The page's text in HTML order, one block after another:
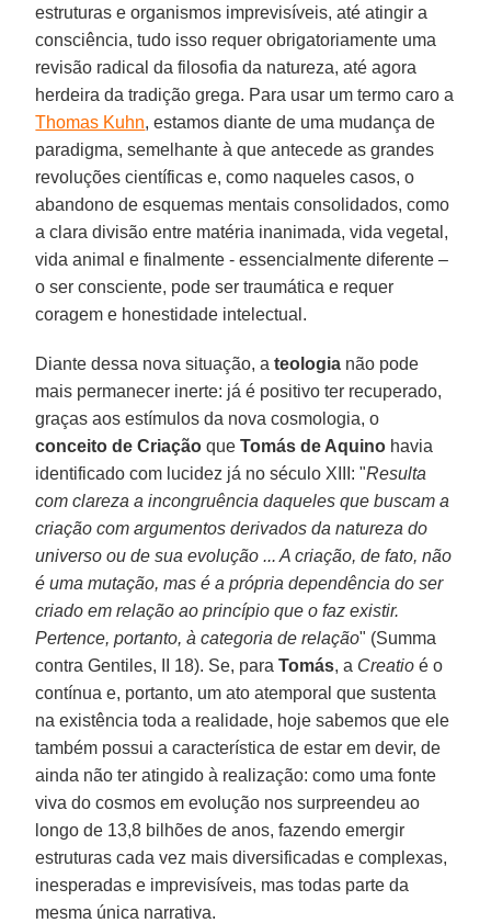
estruturas e organismos imprevisíveis, até atingir a
consciência, tudo isso requer obrigatoriamente uma
revisão radical da filosofia da natureza, até agora
herdeira da tradição grega. Para usar um termo caro a
Thomas Kuhn, estamos diante de uma mudança de
paradigma, semelhante à que antecede as grandes
revoluções científicas e, como naqueles casos, o
abandono de esquemas mentais consolidados, como
a clara divisão entre matéria inanimada, vida vegetal,
vida animal e finalmente - essencialmente diferente –
o ser consciente, pode ser traumática e requer
coragem e honestidade intelectual.
Diante dessa nova situação, ateologia não pode
mais permanecer inerte: já é positivo ter recuperado,
graças aos estímulos da nova cosmologia, o
conceito de Criação queTomás de Aquino havia
identificado com lucidez já no século XIII: "Resulta
com clareza a incongruência daqueles que buscam a
criação com argumentos derivados da natureza do
universo ou de sua evolução ... A criação, de fato, não
é uma mutação, mas é a própria dependência do ser
criado em relação ao princípio que o faz existir.
Pertence, portanto, à categoria de relação" (Summa
contra Gentiles, II 18). Se, paraTomás, a Creatio é o
contínua e, portanto, um ato atemporal que sustenta
na existência toda a realidade, hoje sabemos que ele
também possui a característica de estar em devir, de
ainda não ter atingido à realização: como uma fonte
viva do cosmos em evolução nos surpreendeu ao
longo de 13,8 bilhões de anos, fazendo emergir
estruturas cada vez mais diversificadas e complexas,
inesperadas e imprevisíveis, mas todas parte da
mesma única narrativa.